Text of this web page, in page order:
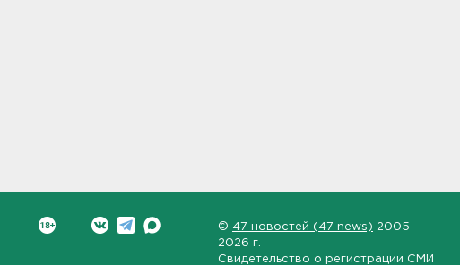
© 47 новостей (47 news) 2005—
2026 г.
Свидетельство о регистрации СМИ